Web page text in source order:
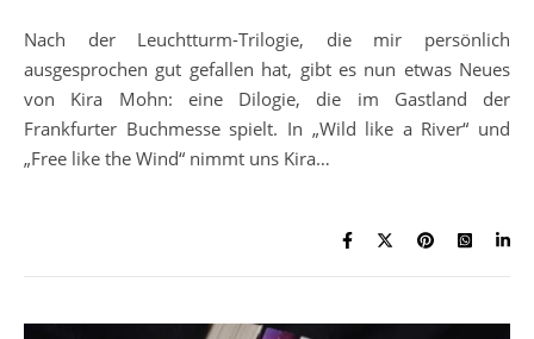
Nach der Leuchtturm-Trilogie, die mir persönlich
ausgesprochen gut gefallen hat, gibt es nun etwas Neues
von Kira Mohn: eine Dilogie, die im Gastland der
Frankfurter Buchmesse spielt. In „Wild like a River“ und
„Free like the Wind“ nimmt uns Kira…